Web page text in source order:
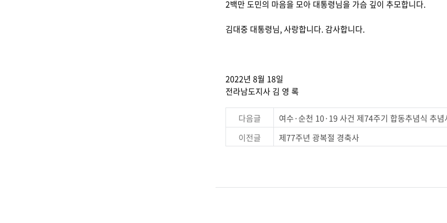
2백만 도민의 마음을 모아 대통령님을 가슴 깊이 추모합니다.
김대중 대통령님, 사랑합니다. 감사합니다.
2022년 8월 18일
전라남도지사 김 영 록
다음글
여수·순천 10·19 사건 제74주기 합동추념식 추념
이전글
제77주년 광복절 경축사